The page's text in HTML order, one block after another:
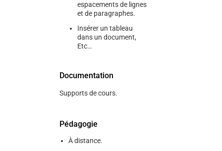
espacements de lignes
et de paragraphes.
Insérer un tableau
dans un document,
Etc…
Documentation
Supports de cours.
Pédagogie
À distance.